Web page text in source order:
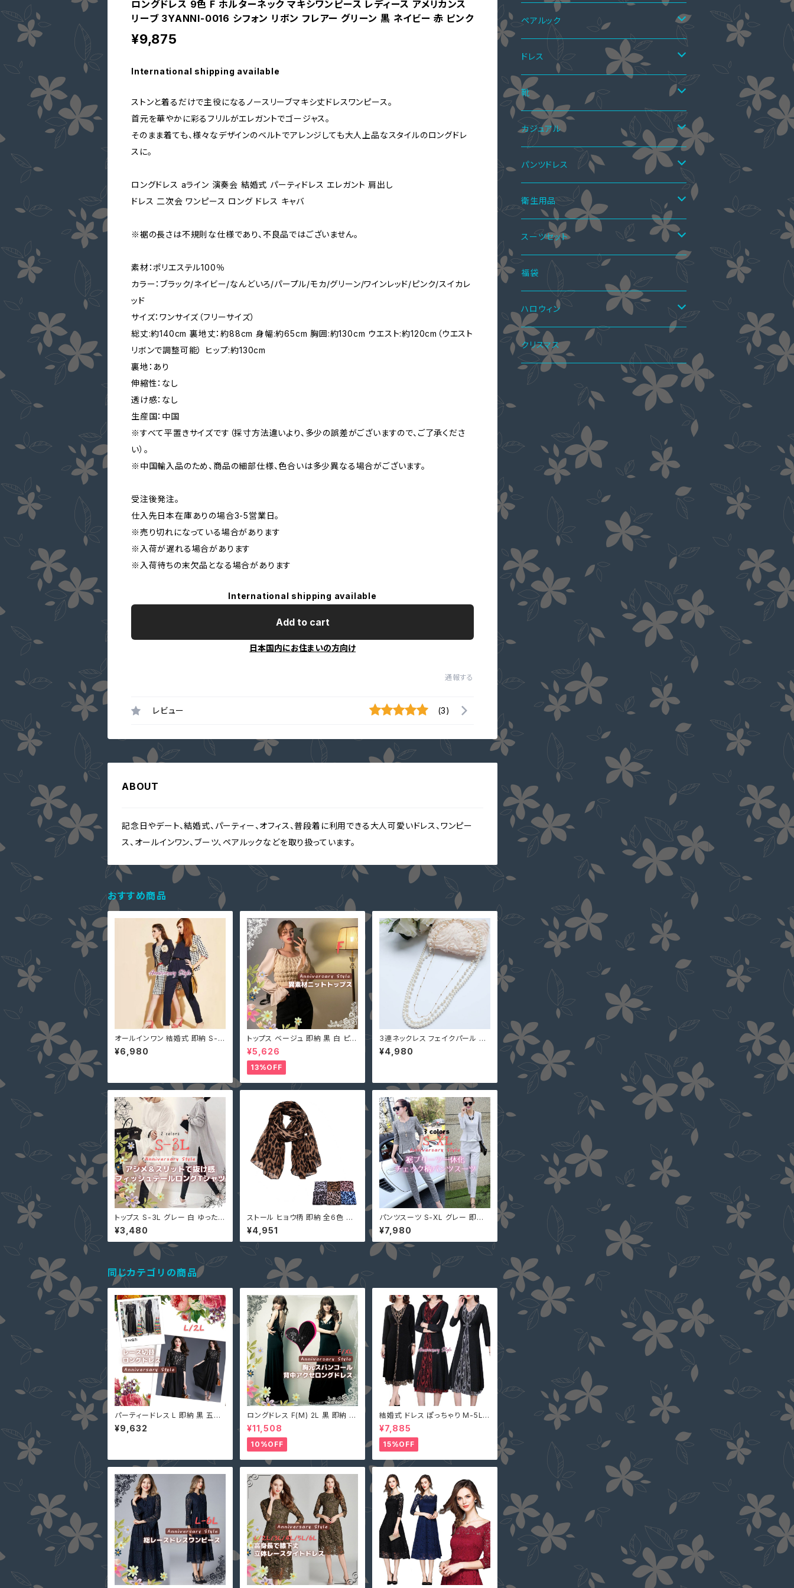
ロングドレス 9色 F ホルターネック マキシワンピース レディース アメリカンス
リーブ 3YANNI-0016 シフォン リボン フレアー グリーン 黒 ネイビー 赤 ピンク
¥9,875
International shipping available
ストンと着るだけで主役になるノースリーブマキシ丈ドレスワンピース。
首元を華やかに彩るフリルがエレガントでゴージャス。
そのまま着ても、様々なデザインのベルトでアレンジしても大人上品なスタイルのロングドレ
スに。
ロングドレス aライン 演奏会 結婚式 パーティドレス エレガント 肩出し
ドレス 二次会 ワンピース ロング ドレス キャバ
※裾の長さは不規則な仕様であり、不良品ではございません。
素材：ポリエステル100％
カラー：ブラック/ネイビー/なんどいろ/パープル/モカ/グリーン/ワインレッド/ピンク/スイカレ
ッド
サイズ：ワンサイズ（フリーサイズ）
総丈:約140cm 裏地丈：約88cm 身幅:約65cm 胸囲:約130cm ウエスト:約120cm（ウエスト
リボンで調整可能） ヒップ:約130cm
裏地：あり
伸縮性：なし
透け感：なし
生産国：中国
※すべて平置きサイズです（採寸方法違いより、多少の誤差がございますので、ご了承くださ
い）。
※中国輸入品のため、商品の細部仕様、色合いは多少異なる場合がございます。
受注後発注。
仕入先日本在庫ありの場合3-5営業日。
※売り切れになっている場合があります
※入荷が遅れる場合があります
※入荷待ちの末欠品となる場合があります
International shipping available
Add to cart
日本国内にお住まいの方向け
通報する
レビュー (3)
ABOUT
記念日やデート、結婚式、パーティー、オフィス、普段着に利用できる大人可愛いドレス、ワンピー
ス、オールインワン、ブーツ、ペアルックなどを取り扱っています。
おすすめ商品
オールインワン 結婚式 即納 S-X
L ネイビー 黒 グリーン ピンク ベ
ルトなし プリーツ 7分丈 クロップ
¥6,980
トップス ベージュ 即納 黒 白 ピン
ク ニット 切替 シャーリング 異素
材 2318596 大人可愛い 長袖 無
地 個性的 デコルテ ショート丈 ボ
ートネック オフショルダー
¥5,626
13%OFF
3連ネックレス フェイクパール 結
婚式 パーティー 入学式 入園式
卒業式 卒園式 YJ-L0016 アクセ
¥4,980
トップス S-3L グレー 白 ゆったり
大きいサイズ チュニック ワンピー
ス 即納 9001047 ロンTシャツ
サイドスリット ホワイト ロングテ
イル 後ろが長い
¥3,480
ストール ヒョウ柄 即納 全6色 豹
柄 レオパード 大判 ビスコース シ
ョール マフラー スカーフ 92425
0
¥4,951
パンツスーツ S-XL グレー 即納
水色 上下セット セットアップ チェ
ック柄 スリム 52042 プリーツ レ
ディース フォーマル 長袖 秋服 入
学式
¥7,980
同じカテゴリの商品
パーティードレス L 即納 黒 五分
袖 大人可愛い 総レース MD-S6
73016 ワンピース マキシ丈 ロン
¥9,632
ロングドレス F(M) 2L 黒 即納 マ
キシワンピース キャバ嬢 パーティ
ードレス スパンコール 二次会 大
きいサイズ YJ-6536 レディース
背中開き ノースリーブ イブニング
ドレス
¥11,508
10%OFF
結婚式 ドレス ぽっちゃり M-5L
一部即納 黒 シルバー ゴールド 大
きいサイズ レディース SZLN-55
076 パーティードレス 長袖 ワン
ピース フォーマルドレス 30代 40
代 50代
¥7,885
15%OFF
ペアルック
ペアTシャツ
ペアTシャツ&ワンピース
ペアニット
ペア上下セット
ペア水着
ペアインナー
ペアシャツ
ペアシャツ＆ワンピ
ペアパーカ
ペアマフラー
ペアアクセサリー
ドレス
ワンピース
ミニドレス
ミディアムドレス
マキシ丈ドレス
オールインワン・パンツドレス
ツーピース
スカートスーツ
パンツスーツ
ワンピーススーツ
ボレロ・ショール
パンツドレス
パーティーバッグ
ブラウス
ドレスインナー
アクセサリー
ブラストラップ
ジャケット
コート
靴
サマーブーツ
ニーハイブーツ
ロングブーツ
ハーフブーツ
ショートブーツ・ブーティー
秋ブーツ
ニーハイブーツ
ロングブーツ
ハーフブーツ
ショートブーツ・ブーティー
サンダル
レインブーツ
パンプス
ニーハイブーツ
春ブーツ
カジュアル
ワンピース
オールインワン
サロペットスカート
ツーピース
トップス
カーディガン
Tシャツ
ニット・セーター
パーカー
ボトムス
レギンス
スカート
パンツ
ジャケット
オールインワン
水着
カーディガン
ストール
パンツドレス
セットアップ
オールインワン
衛生用品
手袋
スーツセット
4点セット
2点セット
ワンピーススーツ
スカートスーツ
3点セット
5点セット
福袋
ハロウィン
ロリータ服
メイド服
クリスマス